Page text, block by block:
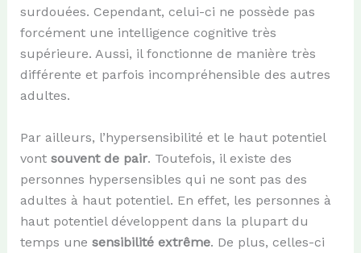
surdouées. Cependant, celui-ci ne possède pas
forcément une intelligence cognitive très
supérieure. Aussi, il fonctionne de manière très
différente et parfois incompréhensible des autres
adultes.
Par ailleurs, l’hypersensibilité et le haut potentiel
vont souvent de pair. Toutefois, il existe des
personnes hypersensibles qui ne sont pas des
adultes à haut potentiel. En effet, les personnes à
haut potentiel développent dans la plupart du
temps une sensibilité extrême. De plus, celles-ci